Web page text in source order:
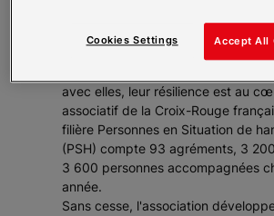
personnalisable et gratuit.
avec elles, leur résilience est au
associatif de la Croix-Rouge
filière Personnes en Situation de
(PSH) compte 93 agréments, 3
3 600 personnes accompagnées
année.
Sans cesse, l'association
Accept All
Cookies Settings